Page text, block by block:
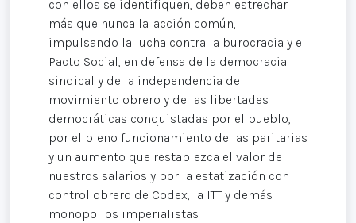
con ellos se identifiquen, deben estrechar
más que nunca la. acción común,
impulsando la lucha contra la burocracia y el
Pacto Social, en defensa de la democracia
sindical y de la independencia del
movimiento obrero y de las libertades
democráticas conquistadas por el pueblo,
por el pleno funcionamiento de las paritarias
y un aumento que restablezca el valor de
nuestros salarios y por la estatización con
control obrero de Codex, la ITT y demás
monopolios imperialistas.